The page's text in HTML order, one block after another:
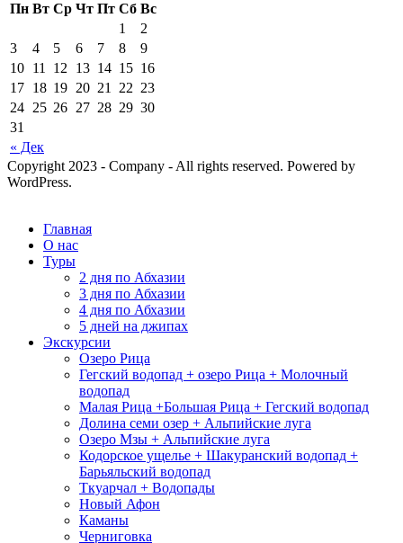
Пн Вт Ср Чт Пт Сб Вс
« Дек
1
2
3
4 5 6 7 8
9
10 11 12 13 14 15 16
17 18 19 20 21 22 23
24 25 26 27 28 29 30
31
Copyright 2023 - Company - All rights reserved. Powered by
WordPress.
Главная
О нас
Туры
2 дня по Абхазии
3 дня по Абхазии
4 дня по Абхазии
5 дней на джипах
Экскурсии
Озеро Рица
Гегский водопад + озеро Рица + Молочный
водопад
Малая Рица +Большая Рица + Гегский водопад
Долина семи озер + Альпийские луга
Озеро Мзы + Альпийские луга
Кодорское ущелье + Шакуранский водопад +
Барьяльский водопад
Ткуарчал + Водопады
Новый Афон
Каманы
Черниговка